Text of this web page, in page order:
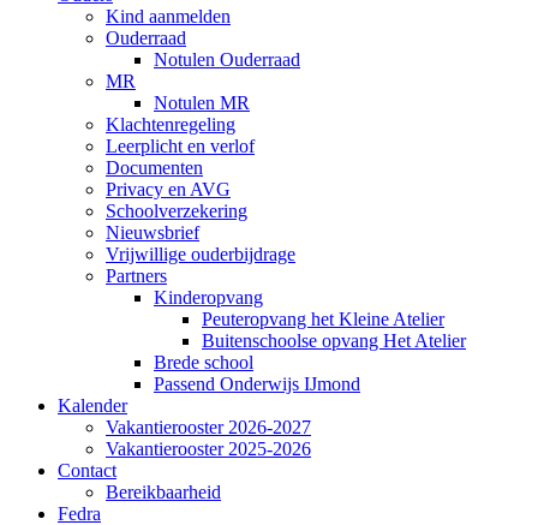
Kind aanmelden
Ouderraad
Notulen Ouderraad
MR
Notulen MR
Klachtenregeling
Leerplicht en verlof
Documenten
Privacy en AVG
Schoolverzekering
Nieuwsbrief
Vrijwillige ouderbijdrage
Partners
Kinderopvang
Peuteropvang het Kleine Atelier
Buitenschoolse opvang Het Atelier
Brede school
Passend Onderwijs IJmond
Kalender
Vakantierooster 2026-2027
Vakantierooster 2025-2026
Contact
Bereikbaarheid
Fedra